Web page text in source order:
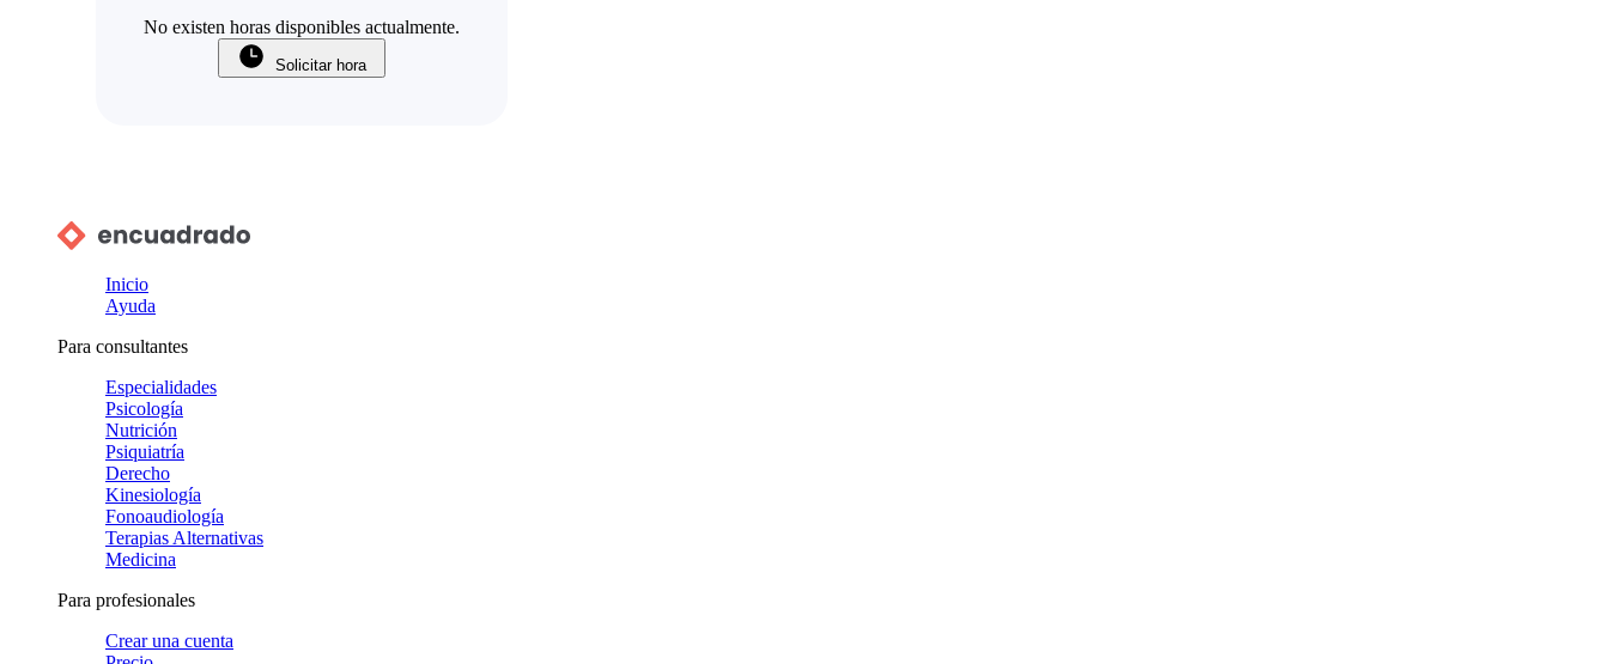
No existen horas disponibles actualmente.
Solicitar hora
Inicio
Ayuda
Para consultantes
Especialidades
Psicología
Nutrición
Psiquiatría
Derecho
Kinesiología
Fonoaudiología
Terapias Alternativas
Medicina
Para profesionales
Crear una cuenta